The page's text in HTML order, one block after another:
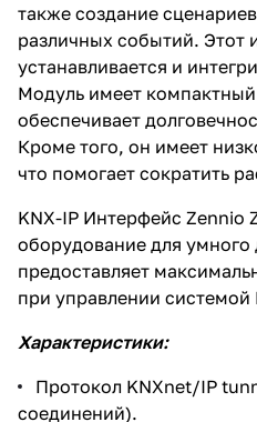
также создание
различных событий. Этот
устанавливается и
Модуль имеет
обеспечивает
Кроме того, он имеет
что помогает сократить
KNX-IP Интерфейс Zennio
оборудование для
предоставляет
при управлении системой
Характеристики:
Протокол KNXnet/IP
соединений).